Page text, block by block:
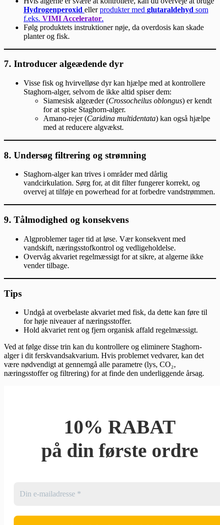
Hydrogenperoxid ellerprodukter med glutaraldehyd som
f.eks. VIMI Accelerator.
Følg produktets instruktioner nøje, da overdosis kan skade
planter og fisk.
7. Introducer algeædende dyr
Visse fisk og hvirvelløse dyr kan hjælpe med at kontrollere
Staghorn-alger, selvom de ikke altid spiser dem:
Siamesisk algeæder (Crossocheilus oblongus) er kendt
for at spise Staghorn-alger.
Amano-rejer (Caridina multidentata) kan også hjælpe
med at reducere algvækst.
8. Undersøg filtrering og strømning
Staghorn-alger kan trives i områder med dårlig
vandcirkulation. Sørg for, at dit filter fungerer korrekt, og
overvej at tilføje en powerhead for at forbedre vandstrømmen.
9. Tålmodighed og konsekvens
Algproblemer tager tid at løse. Vær konsekvent med
vandskift, næringsstofkontrol og vedligeholdelse.
Overvåg akvariet regelmæssigt for at sikre, at algerne ikke
vender tilbage.
Tips
Undgå at overbelaste akvariet med fisk, da dette kan føre til
for høje niveauer af næringsstoffer.
Hold akvariet rent og fjern organisk affald regelmæssigt.
Ved at følge disse trin kan du kontrollere og eliminere Staghorn-
alger i dit ferskvandsakvarium. Hvis problemet vedvarer, kan det
være nødvendigt at gennemgå alle parametre (lys, CO₂,
næringsstoffer og filtrering) for at finde den underliggende årsag.
10% RABAT
på din første ordre